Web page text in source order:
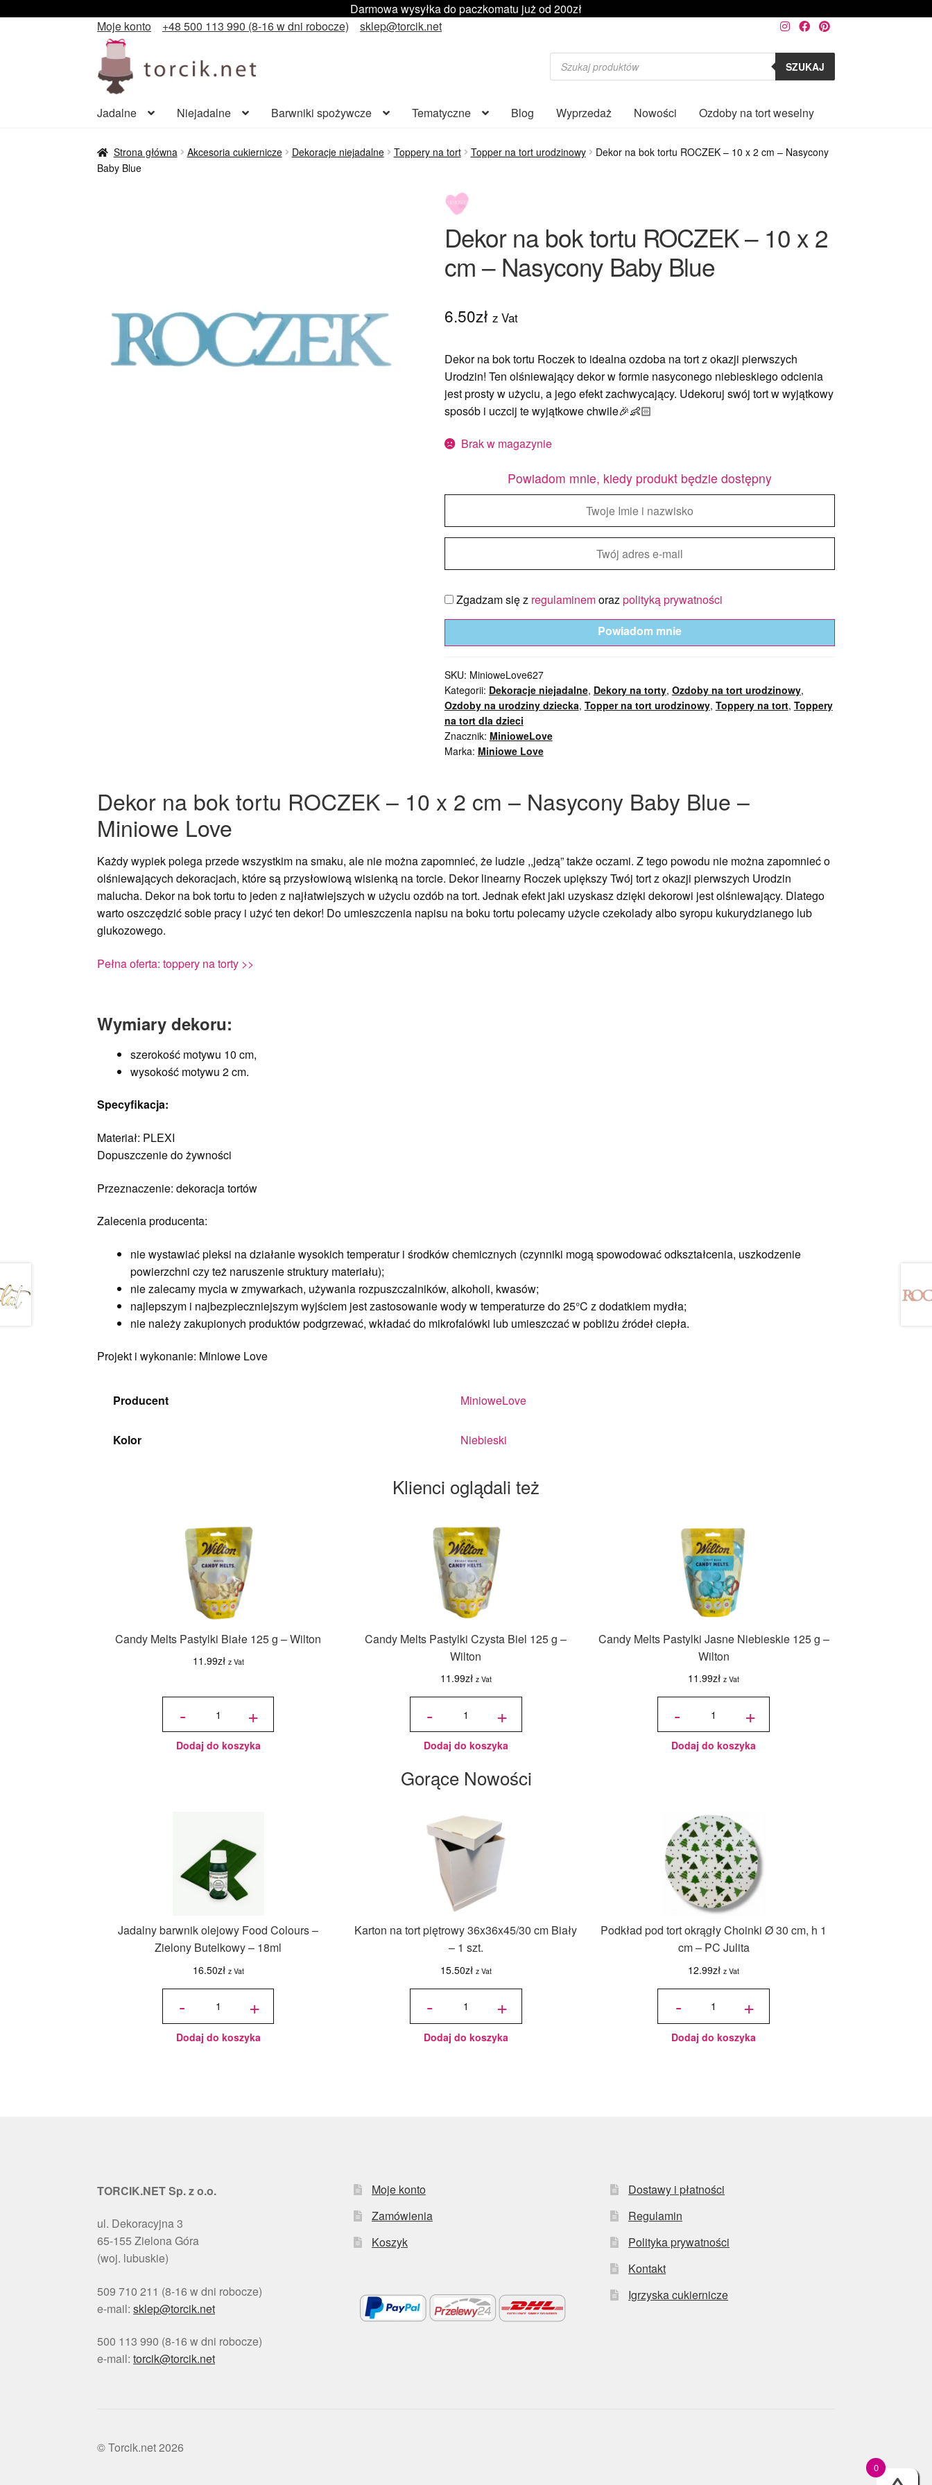
Darmowa wysyłka do paczkomatu już od 200zł
Moje konto
+48 500 113 990 (8-16 w dni robocze) sklep@torcik.net
Przejdź
do
nawigacji
Przejdź
do
treści
Wyszukiwarka
produktów SZUKAJ
Jadalne Niejadalne Barwniki spożywcze Tematyczne Blog Wyprzedaż Nowości Ozdoby na tort weselny
Strona główna Akcesoria cukiernicze Dekoracje niejadalne Toppery na tort Topper na tort urodzinowy
Dekor na bok tortu ROCZEK – 10 x 2 cm – Nasycony
Baby Blue
Dekor na bok tortu ROCZEK – 10 x 2
cm – Nasycony Baby Blue
6.50zł z Vat
Dekor na bok tortu Roczek to idealna ozdoba na tort z okazji pierwszych
Urodzin! Ten olśniewający dekor w formie nasyconego niebieskiego odcienia
jest prosty w użyciu, a jego efekt zachwycający. Udekoruj swój tort w wyjątkowy
sposób i uczcij te wyjątkowe chwile🎉👶🏻
Brak w magazynie
Powiadom mnie, kiedy produkt będzie dostępny
Zgadzam się z regulaminemorazpolityką prywatności
Powiadom mnie
SKU: MinioweLove627
Kategorii: Dekoracje niejadalne, Dekory na torty, Ozdoby na tort urodzinowy,
Ozdoby na urodziny dziecka, Topper na tort urodzinowy, Toppery na tort, Toppery
na tort dla dzieci
Znacznik: MinioweLove
Marka: Miniowe Love
Dekor na bok tortu ROCZEK – 10 x 2 cm – Nasycony Baby Blue –
Miniowe Love
Każdy wypiek polega przede wszystkim na smaku, ale nie można zapomnieć, że ludzie ,,jedzą” także oczami. Z tego powodu nie można zapomnieć o
olśniewających dekoracjach, które są przysłowiową wisienką na torcie. Dekor linearny Roczek upiększy Twój tort z okazji pierwszych Urodzin
malucha. Dekor na bok tortu to jeden z najłatwiejszych w użyciu ozdób na tort. Jednak efekt jaki uzyskasz dzięki dekorowi jest olśniewający. Dlatego
warto oszczędzić sobie pracy i użyć ten dekor! Do umieszczenia napisu na boku tortu polecamy użycie czekolady albo syropu kukurydzianego lub
glukozowego.
Pełna oferta: toppery na torty >>
Wymiary dekoru:
szerokość motywu 10 cm,
wysokość motywu 2 cm.
Specyfikacja:
Materiał: PLEXI
Dopuszczenie do żywności
Przeznaczenie: dekoracja tortów
Zalecenia producenta:
nie wystawiać pleksi na działanie wysokich temperatur i środków chemicznych (czynniki mogą spowodować odkształcenia, uszkodzenie
powierzchni czy też naruszenie struktury materiału);
nie zalecamy mycia w zmywarkach, używania rozpuszczalników, alkoholi, kwasów;
najlepszym i najbezpieczniejszym wyjściem jest zastosowanie wody w temperaturze do 25°C z dodatkiem mydła;
nie należy zakupionych produktów podgrzewać, wkładać do mikrofalówki lub umieszczać w pobliżu źródeł ciepła.
Projekt i wykonanie: Miniowe Love
Producent MinioweLove
Kolor Niebieski
Klienci oglądali też
Candy Melts Pastylki Białe 125 g – Wilton
11.99zł z Vat
-
ilość
Pastylki
Białe
Wilton +
Dodaj do koszyka
Candy Melts Pastylki Czysta Biel 125 g –
Wilton
11.99zł z Vat
-
ilość
Pastylki
Czysta
125 g -
Wilton
+
Dodaj do koszyka
Candy Melts Pastylki Jasne Niebieskie 125 g –
Wilton
11.99zł z Vat
-
ilość
Pastylki
Jasne
125 g -
Wilton
+
Dodaj do koszyka
Gorące Nowości
Jadalny barwnik olejowy Food Colours –
Zielony Butelkowy – 18ml
16.50zł z Vat
-
ilość
olejowy
Food
Butelkowy
+
Dodaj do koszyka
Karton na tort piętrowy 36x36x45/30 cm Biały
– 1 szt.
15.50zł z Vat
-
ilość Karton
36x36x45/30
cm Biały - 1 +
Dodaj do koszyka
Podkład pod tort okrągły Choinki Ø 30 cm, h 1
cm – PC Julita
12.99zł z Vat
-
ilość
okrągły
Choinki
cm - PC
+
Dodaj do koszyka
TORCIK.NET Sp. z o.o.
ul. Dekoracyjna 3
65-155 Zielona Góra
(woj. lubuskie)
509 710 211 (8-16 w dni robocze)
e-mail:sklep@torcik.net
500 113 990 (8-16 w dni robocze)
e-mail:torcik@torcik.net
Moje konto
Zamówienia
Koszyk
Dostawy i płatności
Regulamin
Polityka prywatności
Kontakt
Igrzyska cukiernicze
© Torcik.net 2026
0